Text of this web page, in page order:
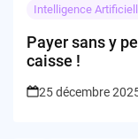
Intelligence
Payer sans y
caisse !
25 décembre